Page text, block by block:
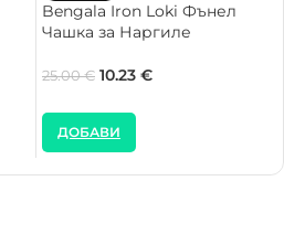
Bengala Iron Loki Фънел
Чашка за Наргиле
25.00€ 10.23 €
ДОБАВИ